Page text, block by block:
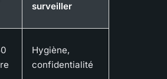
surveiller
Hygiène,
confidentialité